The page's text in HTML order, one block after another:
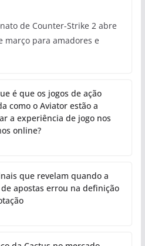
de Counter-Strike 2 abre
março para amadores e
é que os jogos de ação
como o Aviator estão a
a experiência de jogo nos
online?
que revelam quando a
de apostas errou na definição